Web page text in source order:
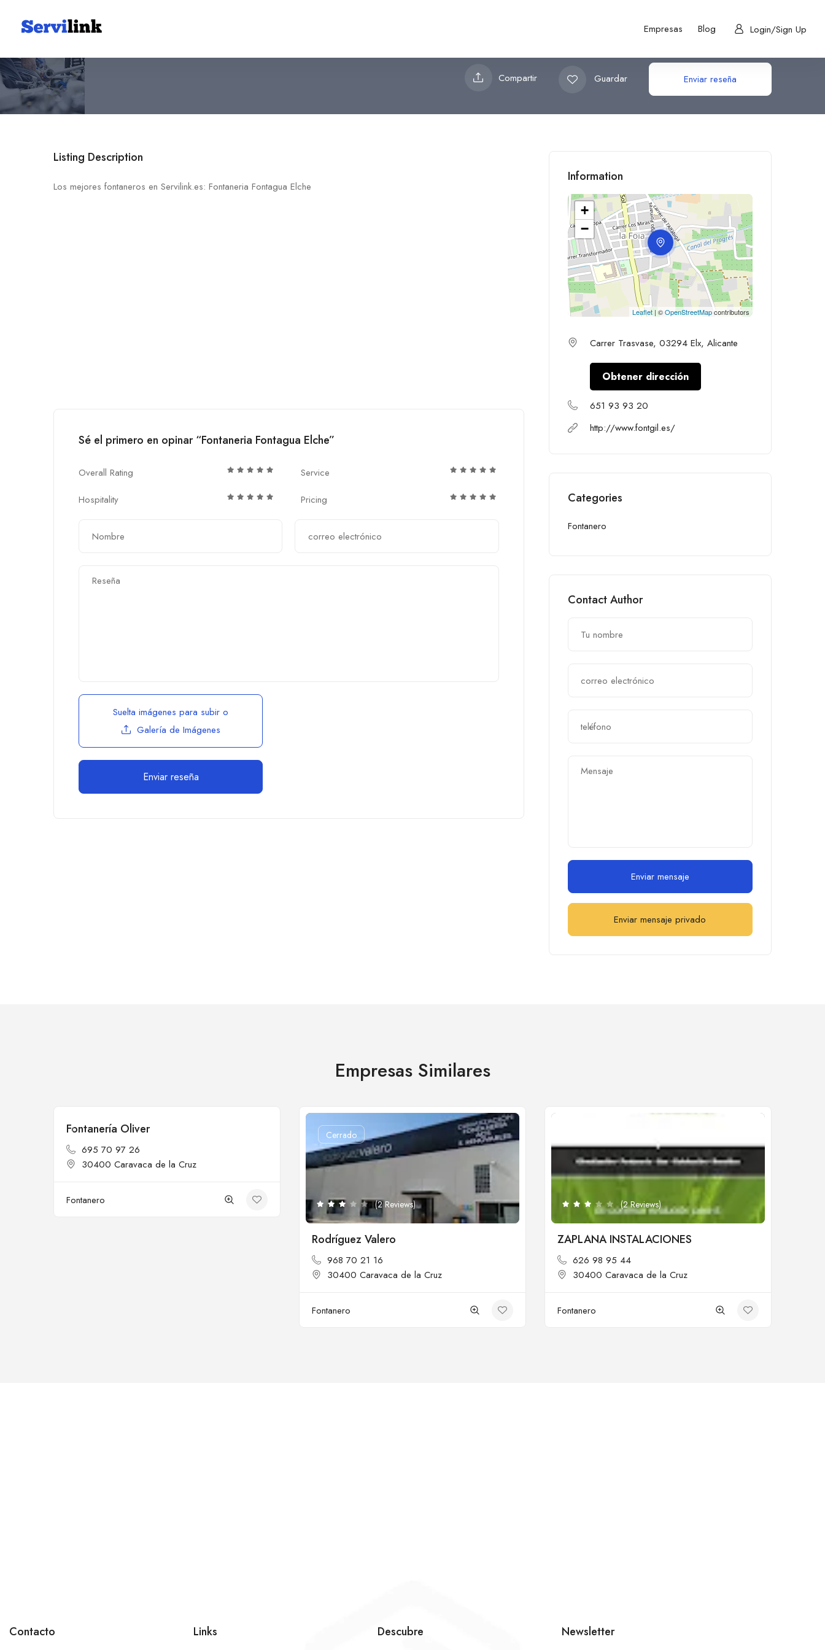
Empresas Blog Login/Sign Up
Fontaneria Fontagua Elche
Compartir Guardar Enviar reseña
Listing Description
Los mejores fontaneros en Servilink.es: Fontaneria Fontagua Elche
Sé el primero en opinar “Fontaneria Fontagua Elche”
Overall Rating
Service
Hospitality
Pricing
Suelta imágenes para subir o
Galería de Imágenes
Information
+
−
Leaflet| ©OpenStreetMapcontributors
Carrer Trasvase, 03294 Elx, Alicante
Obtener dirección
651 93 93 20
http://www.fontgil.es/
Categories
Fontanero
Contact Author
Enviar mensaje
Enviar mensaje privado
Empresas Similares
Cerrado
Fontanería Oliver
695 70 97 26
30400 Caravaca de la Cruz
Fontanero
Cerrado
(2 Reviews)
Rodríguez Valero
968 70 21 16
30400 Caravaca de la Cruz
Fontanero
(2 Reviews)
ZAPLANA INSTALACIONES
626 98 95 44
30400 Caravaca de la Cruz
Fontanero
Contacto Links Descubre Newsletter